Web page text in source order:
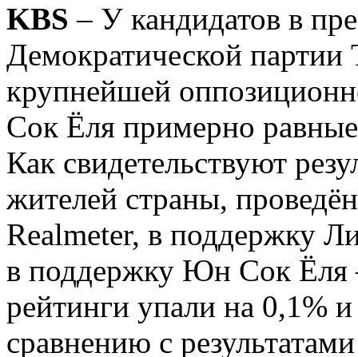
KBS – У кандидатов в
Демократической
крупнейшей
Сок Ёля примерно
Как свидетельствуют
жителей страны,
Realmeter, в поддержку
в поддержку Юн Сок Ёля
рейтинги упали на 0,1%
сравнению с